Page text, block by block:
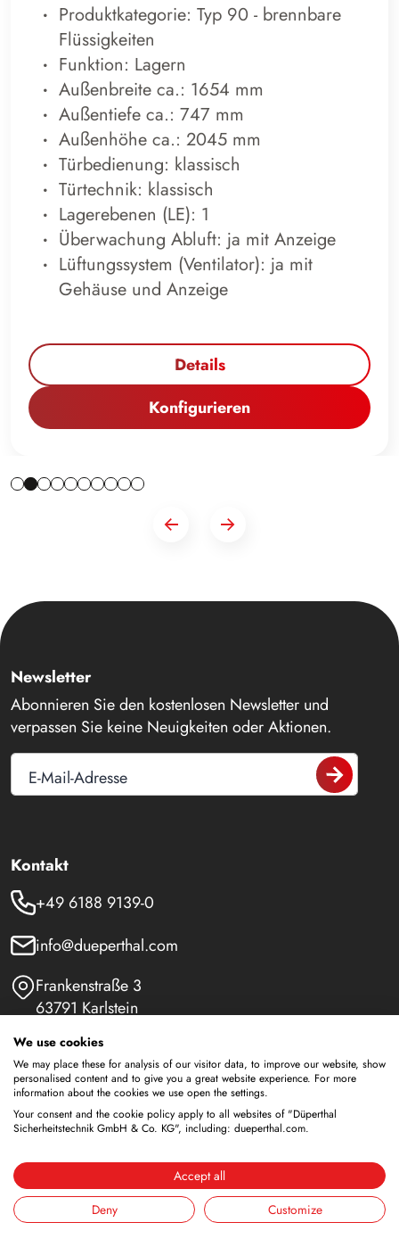
Produktkategorie: Typ 90 - brennbare
Flüssigkeiten
Funktion: Lagern
Außenbreite ca.: 1654 mm
Außentiefe ca.: 747 mm
Außenhöhe ca.: 2045 mm
Türbedienung: klassisch
Türtechnik: klassisch
Lagerebenen (LE): 1
Überwachung Abluft: ja mit Anzeige
Lüftungssystem (Ventilator): ja mit
Gehäuse und Anzeige
Details
Konfigurieren
Newsletter
Abonnieren Sie den kostenlosen Newsletter und
verpassen Sie keine Neuigkeiten oder Aktionen.
E-Mail-Adresse
Kontakt
+49 6188 9139-0
info@dueperthal.com
Frankenstraße 3
63791 Karlstein
Social Media
LinkedIn
Sicherheitsschränke
We use cookies
We may place these for analysis of our visitor data, to improve our website, show
personalised content and to give you a great website experience. For more
information about the cookies we use open the settings.
Your consent and the cookie policy apply to all websites of "Düperthal
Sicherheitstechnik GmbH & Co. KG", including: dueperthal.com.
Accept all
Deny
Customize